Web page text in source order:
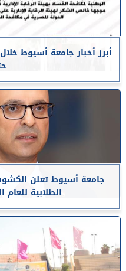
جامعة أسيوط تعلن الكشوف
الطلابية للعام